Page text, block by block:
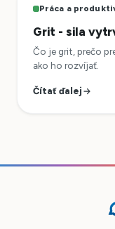
Práca a
Grit - sila
Čo je grit, prečo
ako ho rozvíjať.
Čítať ďalej